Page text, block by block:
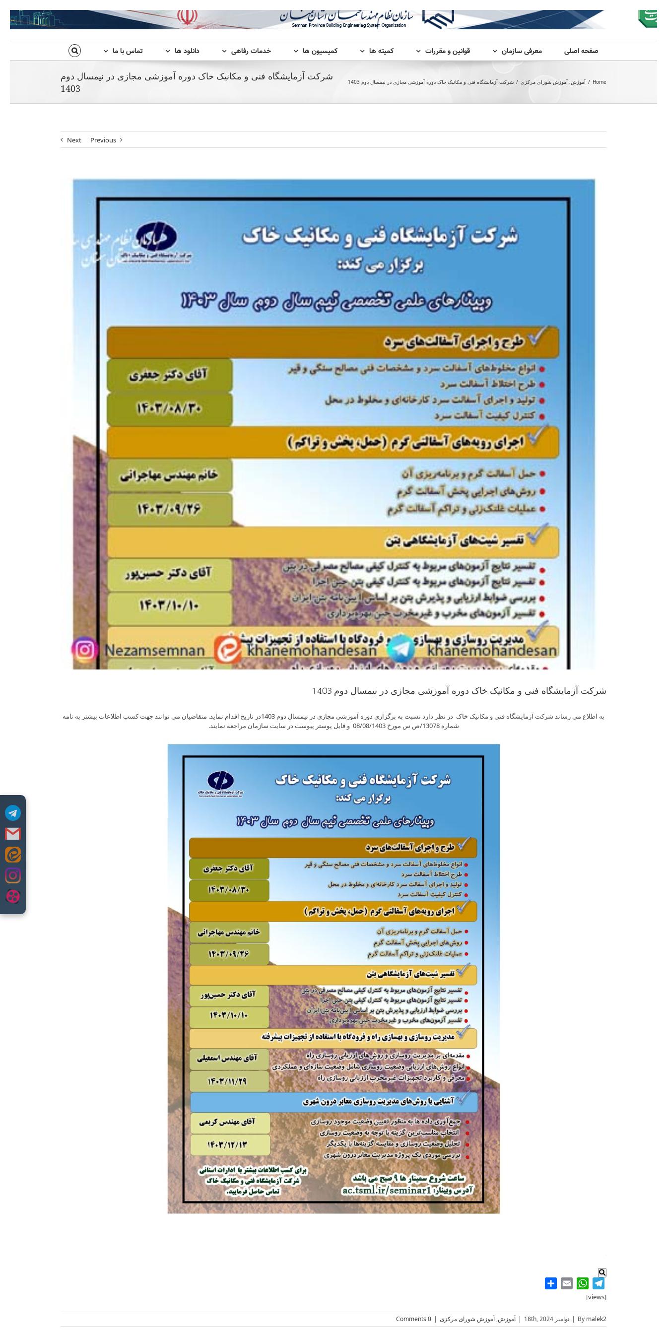
Skip
to
صفحه اصلی معرفی سازمان قوانین و مقررات کمیته ها کمیسیون ها خدمات رفاهی دانلود ها تماس با ما
شرکت آزمایشگاه فنی و مکانیک خاک دوره آموزشی مجازی در نیمسال دوم
1403
Home
/ آموزش, آموزش شورای مرکزی / شرکت آزمایشگاه فنی و مکانیک خاک دوره آموزشی مجازی در نیمسال دوم 1403
Previous
Next
View
شرکت آزمایشگاه فنی و مکانیک خاک دوره آموزشی مجازی در نیمسال دوم 1403
به اطلاع می رساند شرکت آزمایشگاه فنی و مکانیک خاک در نظر دارد نسبت به برگزاری دوره آموزشی مجازی در نیمسال دوم 1403در تاریخ اقدام نماید. متقاضیان می توانند جهت کسب اطلاعات بیشتر به نامه
شماره 13078/ص س مورخ 08/08/1403 و فایل پوستر پیوست در سایت سازمان مراجعه نمایند.
.
Telegram
WhatsApp
Email
[views]
By malek2
| نوامبر 18th, 2024 | آموزش,آموزش شورای مرکزی |
0 Comments